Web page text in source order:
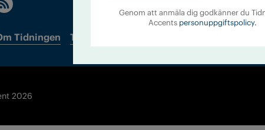
Tidningen Tidningsarkiv
2026
Genom att anmäla dig godkänner du
Accents personuppgiftspolicy.